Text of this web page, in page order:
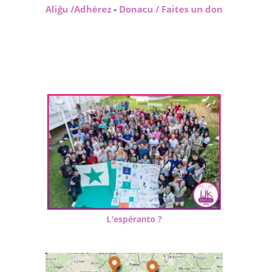
Aliĝu /Adhérez - Donacu / Faites un don
L'espéranto ?